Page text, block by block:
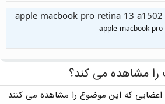
apple macbook pro retina 13
apple macbook
مشاهده می کند؟